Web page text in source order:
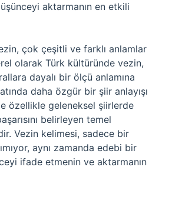
aktarmanın en etkili
çok çeşitli ve farklı anlamlar
olarak Türk kültüründe vezin,
dayalı bir ölçü anlamına
daha özgür bir şiir anlayışı
özellikle geleneksel şiirlerde
belirleyen temel
Vezin kelimesi, sadece bir
aynı zamanda edebi bir
ifade etmenin ve aktarmanın